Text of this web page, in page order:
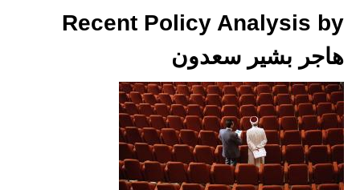
Recent Policy Analysis by
هاجر بشير سعدون